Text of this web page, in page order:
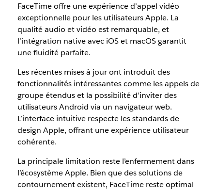
FaceTime offre une expérience d’appel vidéo
exceptionnelle pour les utilisateurs Apple. La
qualité audio et vidéo est remarquable, et
l’intégration native avec iOS et macOS garantit
une fluidité parfaite.
Les récentes mises à jour ont introduit des
fonctionnalités intéressantes comme les appels de
groupe étendus et la possibilité d’inviter des
utilisateurs Android via un navigateur web.
L’interface intuitive respecte les standards de
design Apple, offrant une expérience utilisateur
cohérente.
La principale limitation reste l’enfermement dans
l’écosystème Apple. Bien que des solutions de
contournement existent, FaceTime reste optimal